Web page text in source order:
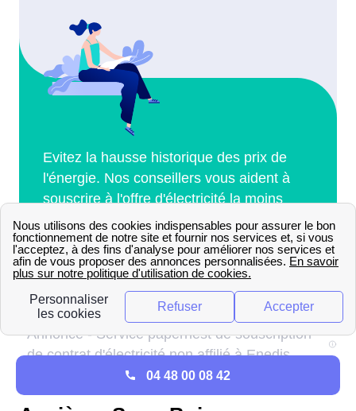
04 48 00 08 42